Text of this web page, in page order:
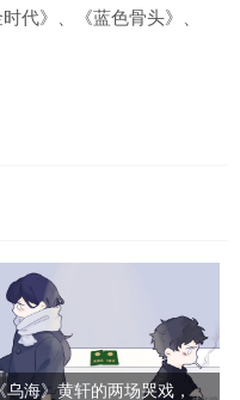
代》、《蓝色骨头》、
《乌海》黄轩的两场哭戏，